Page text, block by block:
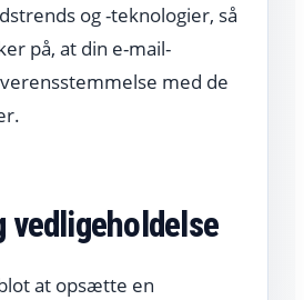
og -teknologier, så
på, at din e-mail-
med de
vedligeholdelse
at opsætte en